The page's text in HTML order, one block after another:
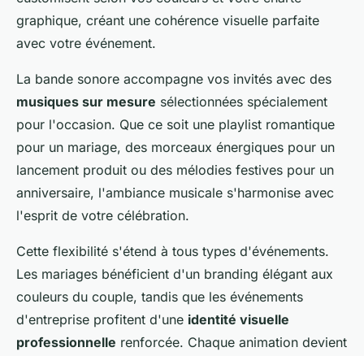
graphique, créant une cohérence visuelle parfaite
avec votre événement.
La bande sonore accompagne vos invités avec des
musiques sur mesure sélectionnées spécialement
pour l'occasion. Que ce soit une playlist romantique
pour un mariage, des morceaux énergiques pour un
lancement produit ou des mélodies festives pour un
anniversaire, l'ambiance musicale s'harmonise avec
l'esprit de votre célébration.
Cette flexibilité s'étend à tous types d'événements.
Les mariages bénéficient d'un branding élégant aux
couleurs du couple, tandis que les événements
d'entreprise profitent d'une identité visuelle
professionnelle renforcée. Chaque animation devient